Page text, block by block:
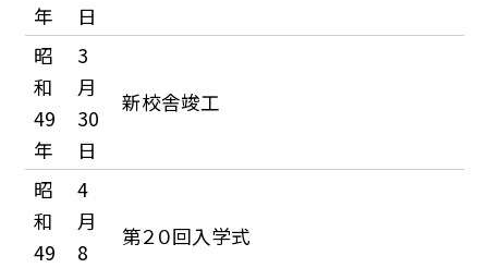
年
日
昭
和
49
年
3
月
30
日
新校舎竣工
昭
和
49
4
月
8
第２０回入学式